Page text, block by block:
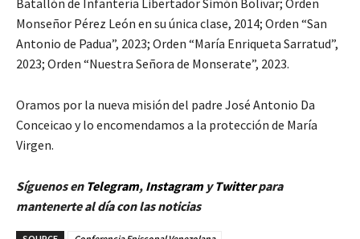
Batallón de Infantería Libertador Simón Bolívar; Orden
Monseñor Pérez León en su única clase, 2014; Orden “San
Antonio de Padua”, 2023; Orden “María Enriqueta Sarratud”,
2023; Orden “Nuestra Señora de Monserate”, 2023.
Oramos por la nueva misión del padre José Antonio Da
Conceicao y lo encomendamos a la protección de María
Virgen.
Síguenos en Telegram, InstagramyTwitterpara
mantenerte al día con las noticias